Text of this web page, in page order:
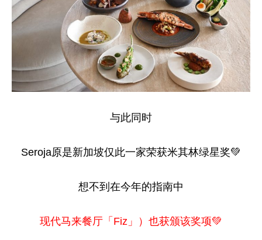
与此同时
Seroja原是新加坡仅此一家荣获米其林绿星奖💚
想不到在今年的指南中
现代马来餐厅「Fiz」）也获颁该奖项💚